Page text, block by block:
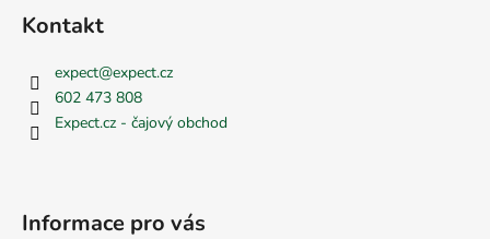
Kontakt
expect@expect.cz
602 473 808
Expect.cz - čajový obchod
Informace pro vás